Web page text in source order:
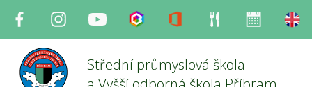
Facebook InstagramYoutube Bakaláři Office Strava
Střední průmyslová škola